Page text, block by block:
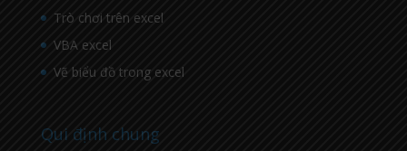
Trò chơi trên excel
VBA excel
Vẽ biểu đồ trong excel
Qui định chung